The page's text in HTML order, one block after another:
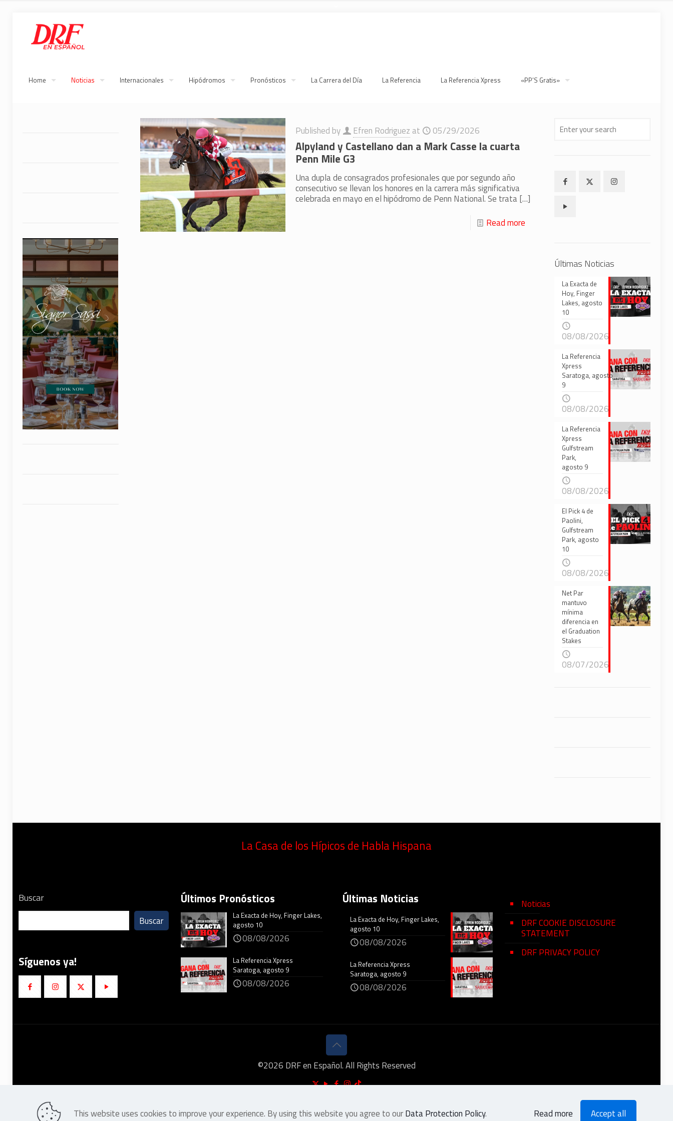
Home Noticias Internacionales Hipódromos Pronósticos La Carrera del Día La Referencia La Referencia Xpress «PP’S Gratis»
Published by Efren Rodriguez at 05/29/2026
Alpyland y Castellano dan a Mark Casse la cuarta
Penn Mile G3
Una dupla de consagrados profesionales que por segundo año
consecutivo se llevan los honores en la carrera más significativa
celebrada en mayo en el hipódromo de Penn National. Se trata[…]
Read more
Últimas Noticias
La Exacta de
Hoy, Finger
Lakes, agosto
10
08/08/2026
La Referencia
Xpress
Saratoga, agosto
9
08/08/2026
La Referencia
Xpress
Gulfstream
Park,
agosto 9
08/08/2026
El Pick 4 de
Paolini,
Gulfstream
Park, agosto
10
08/08/2026
Net Par
mantuvo
mínima
diferencia en
el Graduation
Stakes
08/07/2026
La Casa de los Hípicos de Habla Hispana
Buscar
Buscar
Síguenos ya!
Últimos Pronósticos
La Exacta de Hoy, Finger Lakes,
agosto 10
08/08/2026
La Referencia Xpress
Saratoga, agosto 9
08/08/2026
Últimas Noticias
La Exacta de Hoy, Finger Lakes,
agosto 10
08/08/2026
La Referencia Xpress
Saratoga, agosto 9
08/08/2026
Noticias
DRF COOKIE DISCLOSURE
STATEMENT
DRF PRIVACY POLICY
©2026 DRF en Español. All Rights Reserved
This website uses cookies to improve your experience. By using this website you agree to ourData Protection Policy. Read more Accept all